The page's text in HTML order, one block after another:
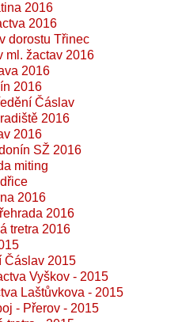
2016
2016
dorostu Třinec
ml. žactav 2016
2016
2016
Čáslav
2016
2016
SŽ 2016
miting
2016
2016
tretra 2016
Čáslav 2015
Vyškov - 2015
Laštůvkova - 2015
- Přerov - 2015